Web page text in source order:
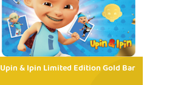
Upin & Ipin Limited Edition Gold Bar